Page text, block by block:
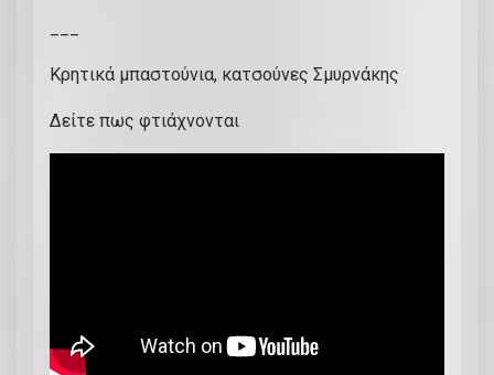
Κρητικά μπαστούνια, κατσούνες Σμυρνάκης
Δείτε πως φτιάχνονται